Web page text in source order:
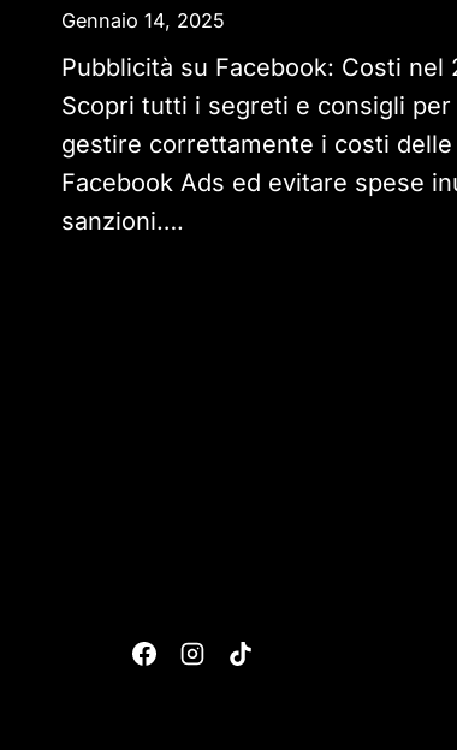
Gennaio 14, 2025
Pubblicità su Facebook: Costi nel
Scopri tutti i segreti e consigli per
gestire correttamente i costi delle
Facebook Ads ed evitare spese
sanzioni….